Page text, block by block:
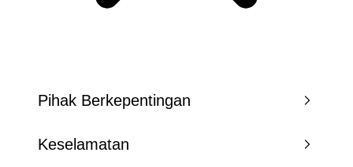
Pihak Berkepentingan
Keselamatan